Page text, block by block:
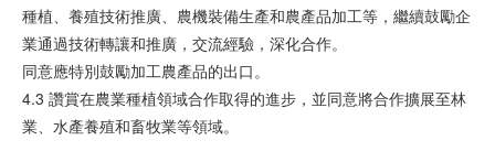
種植、養殖技術推廣、農機裝備生產和農產品加工等，繼續鼓勵企
業通過技術轉讓和推廣，交流經驗，深化合作。
同意應特別鼓勵加工農產品的出口。
4.3 讚賞在農業種植領域合作取得的進步，並同意將合作擴展至林
業、水產養殖和畜牧業等領域。